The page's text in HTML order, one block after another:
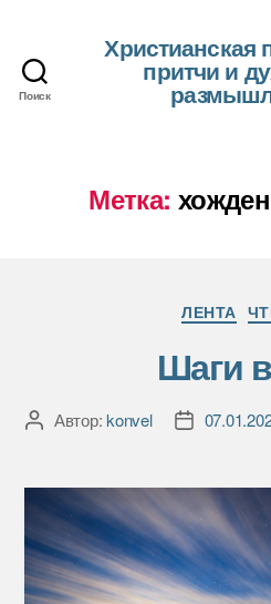
Поиск
Христианская
притчи и
Метка:
ЛЕНТА
Шаги
АвторАвтор:konvel
Дата